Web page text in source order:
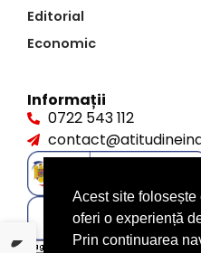
Editorial
Economic
Informații
0722 543 112
Acest site
oferi o experiență
Prin continuarea